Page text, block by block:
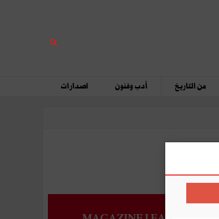
من التاريخ أدب وفنون اصدارات